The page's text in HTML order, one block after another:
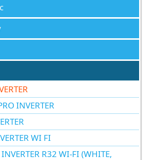
INVERTER
WI FI
R32 WI-FI (WHITE,